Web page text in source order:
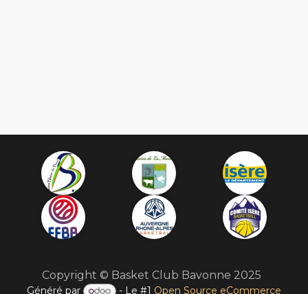
Copyright © Basket Club Bavonne 2025
Généré par - Le #1 Open Source eCommerce